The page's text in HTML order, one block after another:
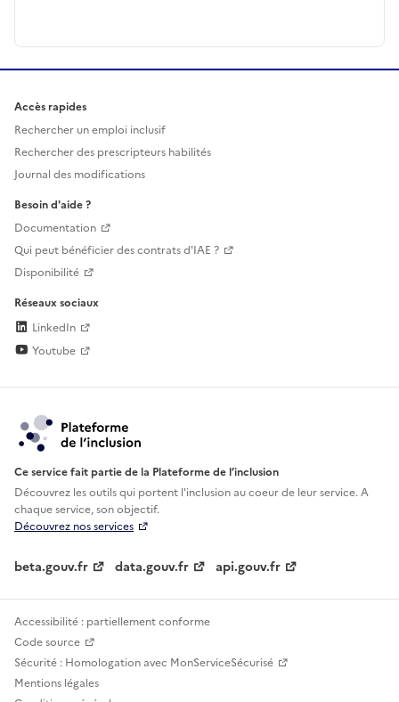
Accès rapides
Rechercher un emploi inclusif
Rechercher des prescripteurs habilités
Journal des modifications
Besoin d'aide ?
Documentation
Qui peut bénéficier des contrats d'IAE ?
Disponibilité
Réseaux sociaux
LinkedIn
Youtube
Ce service fait partie de la Plateforme de l’inclusion
Découvrez les outils qui portent l'inclusion aucoeur de leur service. A
chaque service, son objectif.
Découvrez nos services
beta.gouv.fr data.gouv.fr api.gouv.fr
Accessibilité : partiellement conforme
Code source
Sécurité : Homologation avec MonServiceSécurisé
Mentions légales